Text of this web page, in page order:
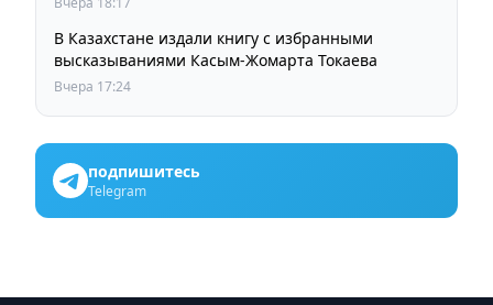
В Казахстане издали книгу с избранными
высказываниями Касым-Жомарта Токаева
Вчера 17:24
подпишитесь
Telegram